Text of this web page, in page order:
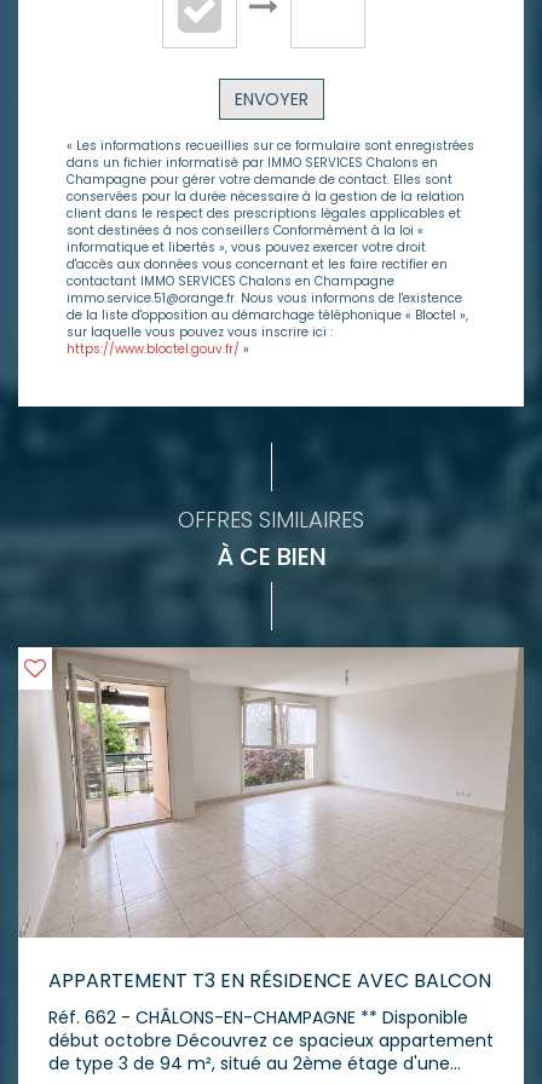
ENVOYER
« Les informations recueillies sur ce formulaire sont enregistrées
dans un fichier informatisé par IMMO SERVICES Chalons en
Champagne pour gérer votre demande de contact. Elles sont
conservées pour la durée nécessaire à la gestion de la relation
client dans le respect des prescriptions légales applicables et
sont destinées à nos conseillers Conformément à la loi «
informatique et libertés », vous pouvez exercer votre droit
d'accès aux données vous concernant et les faire rectifier en
contactant IMMO SERVICES Chalons en Champagne
immo.service.51@orange.fr. Nous vous informons de l'existence
de la liste d'opposition au démarchage téléphonique « Bloctel »,
sur laquelle vous pouvez vous inscrire ici :
https://www.bloctel.gouv.fr/ »
OFFRES SIMILAIRES
À CE BIEN
APPARTEMENT T3 EN RÉSIDENCE AVEC BALCON
Réf. 662 - CHÂLONS-EN-CHAMPAGNE ** Disponible
début octobre Découvrez ce spacieux appartement
de type 3 de 94 m², situé au 2ème étage d'une